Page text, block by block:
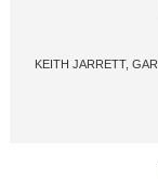
KEITH JARRETT,